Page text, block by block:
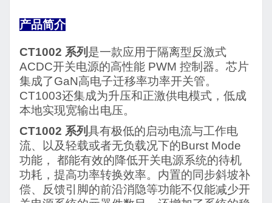
产品简介
CT1002 系列 是一款应用于隔离型反激式
ACDC开关电源的高性能 PWM 控制器。芯片
集成了GaN高电子迁移率功率开关管。
CT1003还集成为升压和正激供电模式，低成
本地实现宽输出电压。
CT1002 系列具有极低的启动电流与工作电
流、以及轻载或者无负载况下的Burst Mode
功能， 都能有效的降低开关电源系统的待机
功耗，提高功率转换效率。内置的同步斜坡补
偿、反馈引脚的前沿消隐等功能不仅能减少开